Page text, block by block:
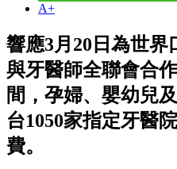
A+
響應3月20日為世
與牙醫師全聯會合
間，孕婦、嬰幼兒
台1050家指定牙醫
費。